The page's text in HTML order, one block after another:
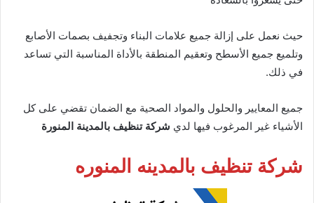
حيث نعمل على إزالة جميع علامات البناء وتجفيف بصمات الأصابع
وتلميع جميع الأسطح وتعقيم المنطقة بالأداة المناسبة التي تساعد
في ذلك.
جميع المعايير والحلول والمواد الصحية مع الضمان تقضي على كل
الأشياء غير المرغوب فيها لدي شركة تنظيف بالمدينة المنورة
شركة تنظيف بالمدينه المنوره